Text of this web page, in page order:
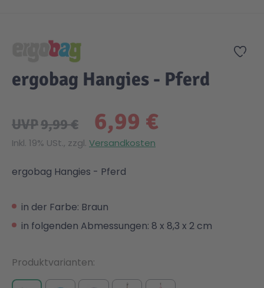
Zur
ergobag Hangies - Pferd
6,99 €
UVP9,99 €
Inkl. 19% USt., zzgl. Versandkosten
ergobag Hangies - Pferd
in der Farbe: Braun
in folgenden Abmessungen: 8 x 8,3 x 2 cm
Produktvarianten